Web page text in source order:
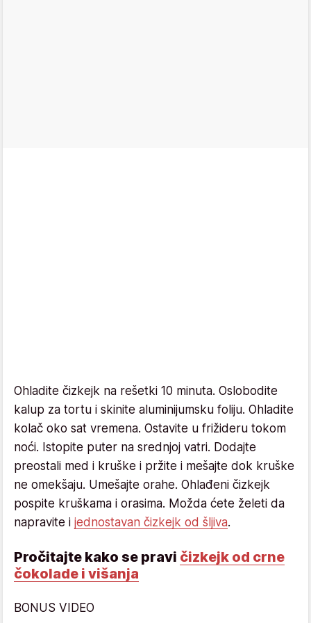
Ohladite čizkejk na rešetki 10 minuta. Oslobodite
kalup za tortu i skinite aluminijumsku foliju. Ohladite
kolač oko sat vremena. Ostavite u frižideru tokom
noći. Istopite puter na srednjoj vatri. Dodajte
preostali med i kruške i pržite i mešajte dok kruške
ne omekšaju. Umešajte orahe. Ohlađeni čizkejk
pospite kruškama i orasima. Možda ćete želeti da
napravite i jednostavan čizkejk od šljiva.
Pročitajte kako se pravi čizkejk od crne
čokolade i višanja
BONUS VIDEO